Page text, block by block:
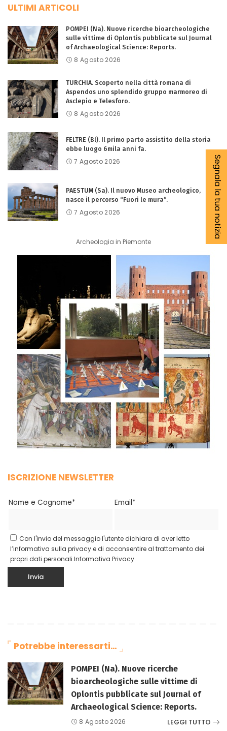
ULTIMI ARTICOLI
POMPEI (Na). Nuove ricerche bioarcheologiche
sulle vittime di Oplontis pubblicate sul Journal
of Archaeological Science: Reports.
8 Agosto 2026
TURCHIA. Scoperto nella città romana di
Aspendos uno splendido gruppo marmoreo di
Asclepio e Telesforo.
8 Agosto 2026
FELTRE (Bl). Il primo parto assistito della storia
ebbe luogo 6mila anni fa.
7 Agosto 2026
PAESTUM (Sa). Il nuovo Museo archeologico,
nasce il percorso “Fuori le mura”.
7 Agosto 2026
Archeologia in Piemonte
ISCRIZIONE NEWSLETTER
Nome e Cognome* Email*
Con l'invio del messaggio l'utente dichiara di aver letto
l’informativa sulla privacy e di acconsentire al trattamento dei
propri dati personali.Informativa Privacy
Potrebbe interessarti…
POMPEI (Na). Nuove ricerche
bioarcheologiche sulle vittime di
Oplontis pubblicate sul Journal of
Archaeological Science: Reports.
8 Agosto 2026 LEGGI TUTTO
Segnala la tua notizia